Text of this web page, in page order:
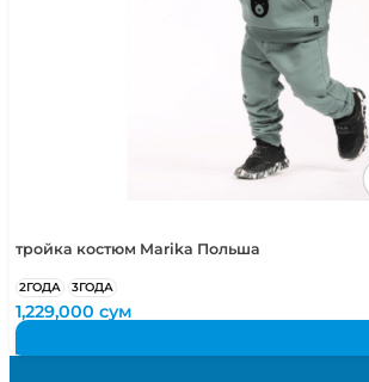
тройка костюм Marika Польша
2ГОДА 3ГОДА
1,229,000сум